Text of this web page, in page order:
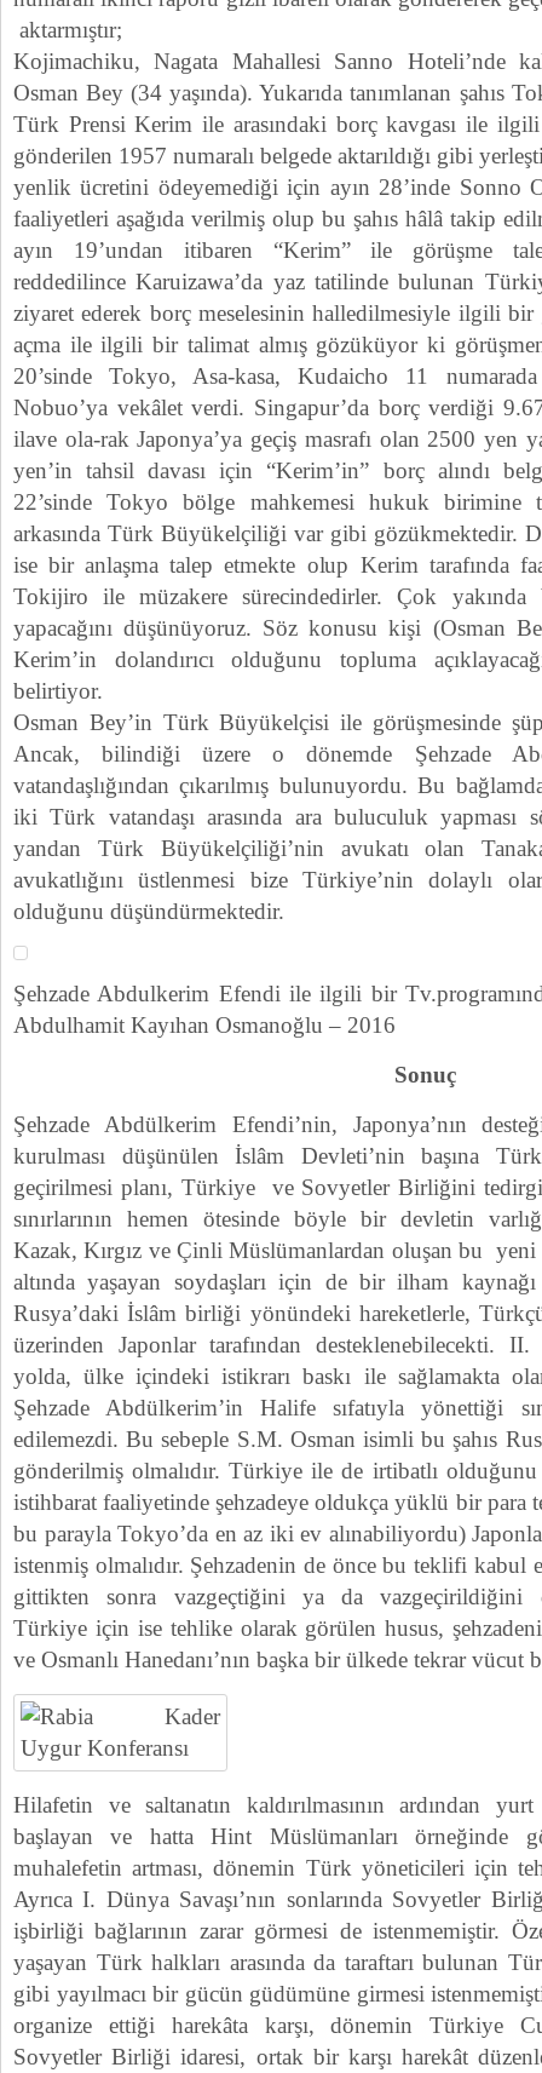
aktarmıştır;
Kojimachiku, Nagata Mahallesi Sanno Hoteli’nde
Osman Bey (34 yaşında). Yukarıda tanımlanan şahıs
Türk Prensi Kerim ile arasındaki borç kavgası ile
gönderilen 1957 numaralı belgede aktarıldığı gibi
yenlik ücretini ödeyemediği için ayın 28’inde Sonno
faaliyetleri aşağıda verilmiş olup bu şahıs hâlâ takip
ayın 19’undan itibaren “Kerim” ile görüşme
reddedilince Karuizawa’da yaz tatilinde bulunan
ziyaret ederek borç meselesinin halledilmesiyle ilgili bir
açma ile ilgili bir talimat almış gözüküyor ki
20’sinde Tokyo, Asa-kasa, Kudaicho 11
Nobuo’ya vekâlet verdi. Singapur’da borç verdiği
ilave ola-rak Japonya’ya geçiş masrafı olan 2500 yen
yen’in tahsil davası için “Kerim’in” borç alındı
22’sinde Tokyo bölge mahkemesi hukuk birimine
arkasında Türk Büyükelçiliği var gibi gözükmektedir.
ise bir anlaşma talep etmekte olup Kerim tarafında
Tokijiro ile müzakere sürecindedirler. Çok
yapacağını düşünüyoruz. Söz konusu kişi (Osman
Kerim’in dolandırıcı olduğunu topluma
belirtiyor.
Osman Bey’in Türk Büyükelçisi ile görüşmesinde
Ancak, bilindiği üzere o dönemde Şehzade
vatandaşlığından çıkarılmış bulunuyordu. Bu
iki Türk vatandaşı arasında ara buluculuk yapması
yandan Türk Büyükelçiliği’nin avukatı olan
avukatlığını üstlenmesi bize Türkiye’nin dolaylı
olduğunu düşündürmektedir.
Şehzade Abdulkerim Efendi ile ilgili bir
Abdulhamit Kayıhan Osmanoğlu – 2016
Sonuç
Şehzade Abdülkerim Efendi’nin, Japonya’nın
kurulması düşünülen İslâm Devleti’nin başına
geçirilmesi planı, Türkiye ve Sovyetler Birliğini
sınırlarının hemen ötesinde böyle bir devletin
Kazak, Kırgız ve Çinli Müslümanlardan oluşan bu yeni
altında yaşayan soydaşları için de bir ilham
Rusya’daki İslâm birliği yönündeki hareketlerle,
üzerinden Japonlar tarafından desteklenebilecekti. II.
yolda, ülke içindeki istikrarı baskı ile sağlamakta
Şehzade Abdülkerim’in Halife sıfatıyla yönettiği
edilemezdi. Bu sebeple S.M. Osman isimli bu şahıs
gönderilmiş olmalıdır. Türkiye ile de irtibatlı
istihbarat faaliyetinde şehzadeye oldukça yüklü bir para
bu parayla Tokyo’da en az iki ev alınabiliyordu)
istenmiş olmalıdır. Şehzadenin de önce bu teklifi kabul
gittikten sonra vazgeçtiğini ya da vazgeçirildiğini
Türkiye için ise tehlike olarak görülen husus,
ve Osmanlı Hanedanı’nın başka bir ülkede tekrar
Hilafetin ve saltanatın kaldırılmasının ardından
başlayan ve hatta Hint Müslümanları örneğinde
muhalefetin artması, dönemin Türk yöneticileri için
Ayrıca I. Dünya Savaşı’nın sonlarında Sovyetler
işbirliği bağlarının zarar görmesi de istenmemiştir.
yaşayan Türk halkları arasında da taraftarı bulunan
gibi yayılmacı bir gücün güdümüne girmesi
organize ettiği harekâta karşı, dönemin Türkiye
Sovyetler Birliği idaresi, ortak bir karşı harekât